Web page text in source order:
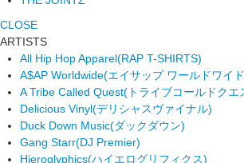
CLOSE
ARTISTS
All Hip Hop Apparel(RAP T-SHIRTS)
A$AP Worldwide(エイサップ ワールドワイ
A Tribe Called Quest(トライブコールドクエ
Delicious Vinyl(デリシャスヴァイナル)
Duck Down Music(ダックダウン)
Gang Starr(DJ Premier)
Hieroglyphics(ハイエログリフィクス)